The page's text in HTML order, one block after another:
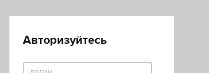
Авторизуйтесь